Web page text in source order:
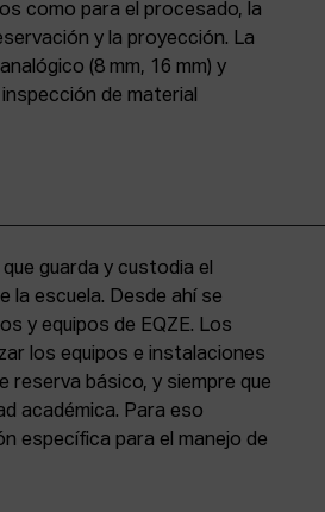
como para el procesado, la
y la proyección. La
(8 mm, 16 mm) y
de material
un atelier de proyección (8
guarda y custodia el
la escuela. Desde ahí se
y equipos de EQZE. Los
los equipos e instalaciones
reserva básico, y siempre que
académica. Para eso
específica para el manejo de
asistencia y compromiso